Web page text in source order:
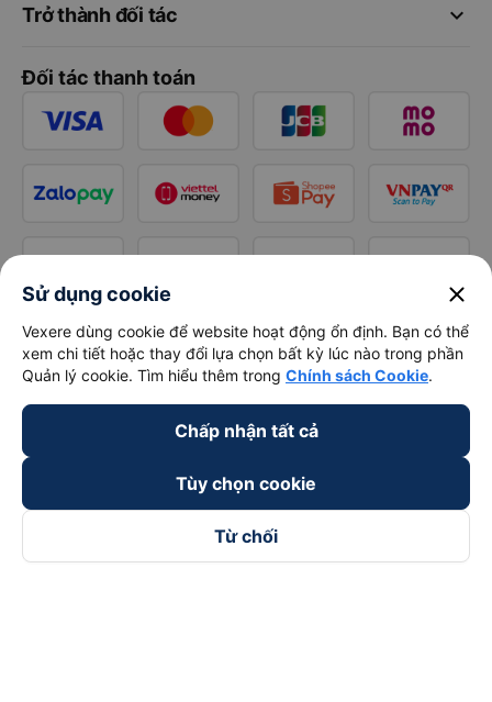
keyboard_arrow_down
Trở thành đối tác
Đối tác thanh toán
Sử dụng cookie close
Vexere dùng cookie để website hoạt động ổn định. Bạn có thể
xem chi tiết hoặc thay đổi lựa chọn bất kỳ lúc nào trong phần
Quản lý cookie. Tìm hiểu thêm trong Chính sách Cookie.
Chấp nhận tất cả
Tùy chọn cookie
Từ chối